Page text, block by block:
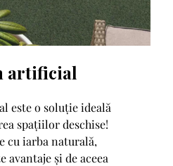
artificial
este o soluţie ideală
spațiilor deschise!
cu iarba naturală,
avantaje și de aceea